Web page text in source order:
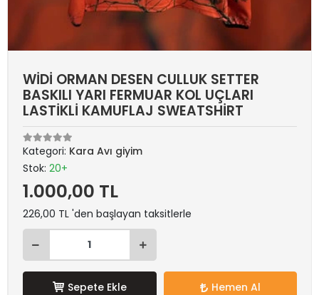
WİDİ ORMAN DESEN CULLUK SETTER
BASKILI YARI FERMUAR KOL UÇLARI
LASTİKLİ KAMUFLAJ SWEATSHİRT
Kategori: Kara Avı giyim
Stok: 20+
1.000,00 TL
226,00 TL 'den başlayan taksitlerle
Sepete Ekle Hemen Al